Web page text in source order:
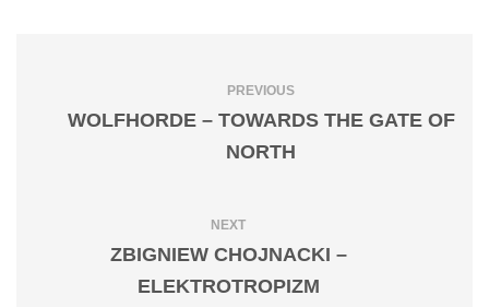
PREVIOUS
WOLFHORDE – TOWARDS THE GATE OF
NORTH
NEXT
ZBIGNIEW CHOJNACKI –
ELEKTROTROPIZM